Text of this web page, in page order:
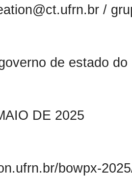
/
de estado do
DE 2025
bowpx-